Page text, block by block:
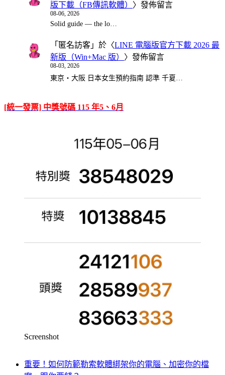
版下載（FB傳訊軟體） 〉發佈留言
08-06, 2026
Solid guide — the lo…
「 匿名訪客 」於〈LINE 電腦版官方下載 2026 最
新版（Win+Mac 版） 〉發佈留言
08-03, 2026
東京・大阪 日本女生預約指南 認準 千夏…
[統一發票] 中獎號碼 115 年5、6月
Screenshot
重要！如何防範勒索軟體綁架你的電腦、加密你的檔